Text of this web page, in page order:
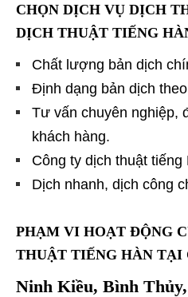
CHỌN DỊCH VỤ DỊCH
DỊCH THUẬT TIẾNG
Chất lượng bản dịch
Định dạng bản dịch
Tư vấn chuyên nghiệp,
khách hàng.
Công ty dịch thuật tiếng
Dịch nhanh, dịch công
PHẠM VI HOẠT ĐỘNG
THUẬT TIẾNG HÀN
Ninh Kiều, Bình